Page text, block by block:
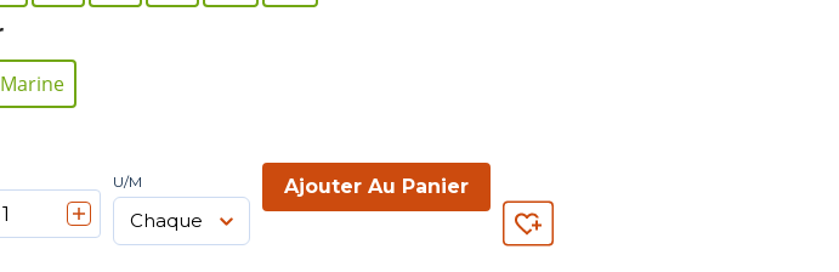
Marine
U/M Ajouter Au Panier